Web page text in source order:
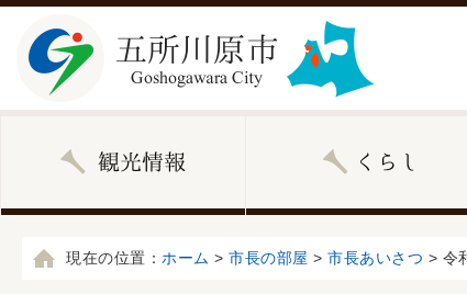
現在の位置： ホーム > 市長の部屋 > 市長あいさつ > 令